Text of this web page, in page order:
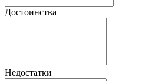
Достоинства
Недостатки